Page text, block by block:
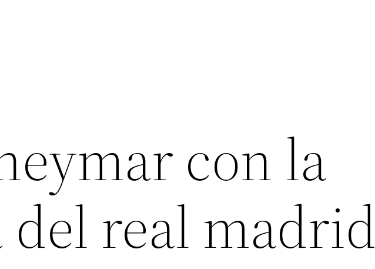
con la
del real madrid